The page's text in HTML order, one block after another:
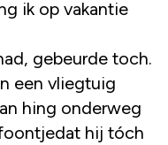
ik op vakantie
gebeurde toch.
een vliegtuig
hing onderweg
hij tóch